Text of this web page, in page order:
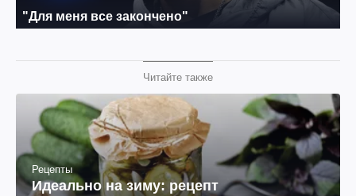
Читайте также
Рецепты
Идеально на зиму: рецепт